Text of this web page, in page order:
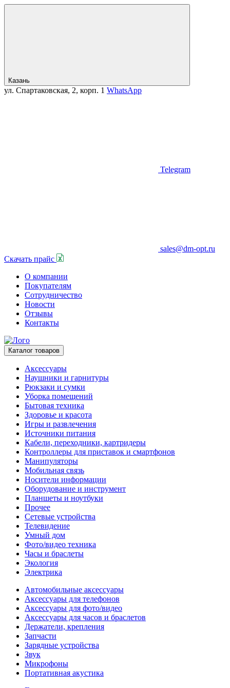
Казань
ул. Спартаковская, 2, корп. 1 WhatsApp
Telegram
sales@dm-opt.ru
Скачать прайс
О компании
Покупателям
Сотрудничество
Новости
Отзывы
Контакты
Каталог товаров
Аксессуары
Наушники и гарнитуры
Рюкзаки и сумки
Уборка помещений
Бытовая техника
Здоровье и красота
Игры и развлечения
Источники питания
Кабели, переходники, картридеры
Контроллеры для приставок и смартфонов
Манипуляторы
Мобильная связь
Носители информации
Оборудование и инструмент
Планшеты и ноутбуки
Прочее
Сетевые устройства
Телевидение
Умный дом
Фото/видео техника
Часы и браслеты
Экология
Электрика
Автомобильные аксессуары
Аксессуары для телефонов
Аксессуары для фото/видео
Аксессуары для часов и браслетов
Держатели, крепления
Запчасти
Зарядные устройства
Звук
Микрофоны
Портативная акустика